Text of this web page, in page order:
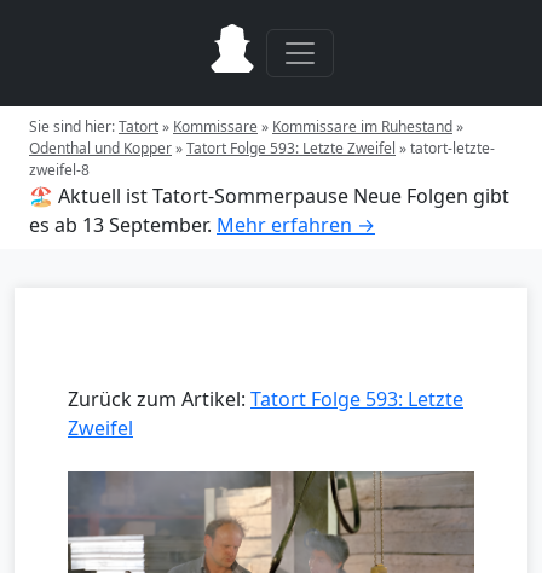
Sie sind hier:Tatort» Kommissare» Kommissare im Ruhestand»
Odenthal und Kopper»Tatort Folge 593: Letzte Zweifel »tatort-letzte-
zweifel-8
🏖️ Aktuell ist Tatort-Sommerpause Neue Folgen gibt
es ab 13 September. Mehr erfahren →
Zurück zum Artikel: Tatort Folge 593: Letzte
Zweifel